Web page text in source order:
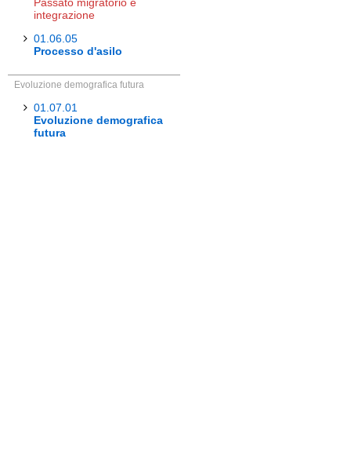
integrazione
01.06.05
Processo d'asilo
Evoluzione demografica futura
01.07.01
Evoluzione demografica
futura